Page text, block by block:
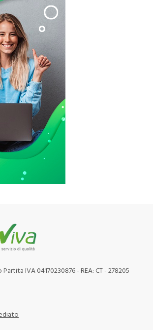
IVA 04170230876 - REA: CT - 278205